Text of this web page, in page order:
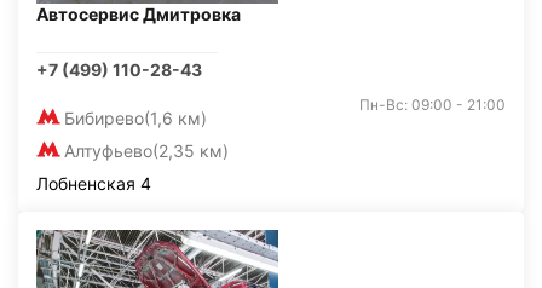
Автосервис Дмитровка
+7 (499) 110-28-43
Бибирево(1,6 км)
Алтуфьево(2,35 км)
Пн-Вс: 09:00 - 21:00
Лобненская 4